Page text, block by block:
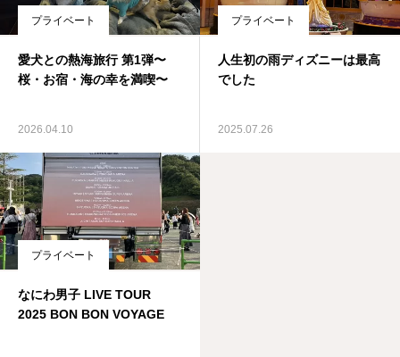
プライベート
愛犬との熱海旅行 第1弾〜
桜・お宿・海の幸を満喫〜
2026.04.10
プライベート
人生初の雨ディズニーは最高
でした
2025.07.26
プライベート
なにわ男子 LIVE TOUR
2025 BON BON VOYAGE